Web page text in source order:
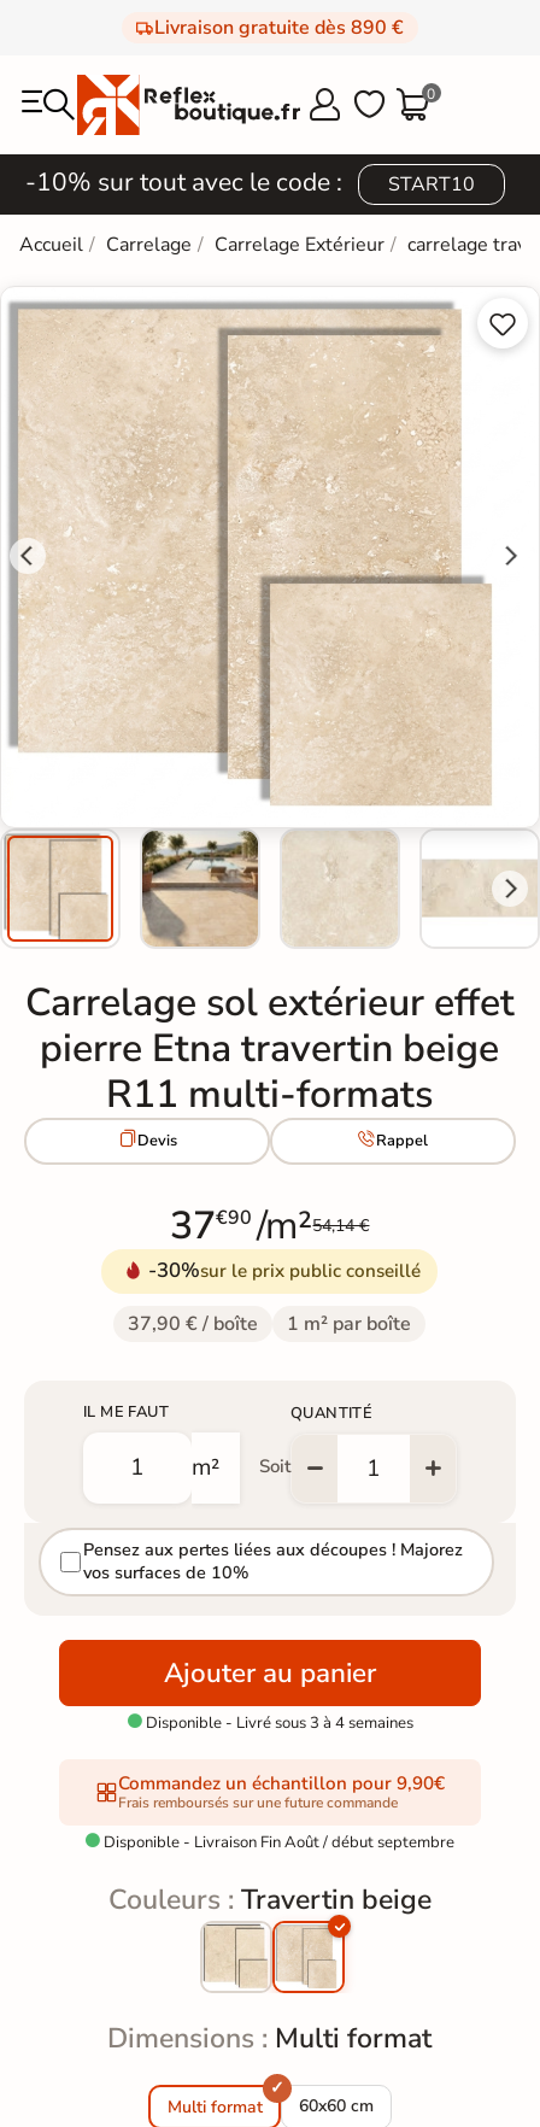
Livraison gratuite dès 890 €
  0
-10% sur tout avec le code : START10
Accueil Carrelage Carrelage Extérieur carrelage


Carrelage sol extérieur effet
pierre Etna travertin beige
R11 multi-formats
Devis Rappel
37€90 /m²54,14 €
-30%sur le prix public conseillé
37,90 € / boîte 1 m² par boîte
IL ME FAUT
m² Soit
QUANTITÉ
Pensez aux pertes liées aux découpes ! Majorez
vos surfaces de 10%
Ajouter au panier
Disponible - Livré sous 3 à 4 semaines
Commandez un échantillon pour 9,90€
Frais remboursés sur une future commande
 Disponible - Livraison Fin Août / début septembre
Couleurs : Travertin beige
Dimensions : Multi format
Multi format 60x60 cm
Carrelage sol extérieur effet